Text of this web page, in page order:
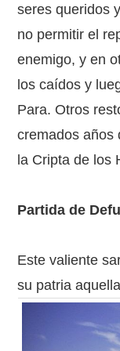
seres queridos
no permitir el
enemigo, y en
los caídos y
Para. Otros
cremados años
la Cripta de los
Partida de
Este valiente
su patria